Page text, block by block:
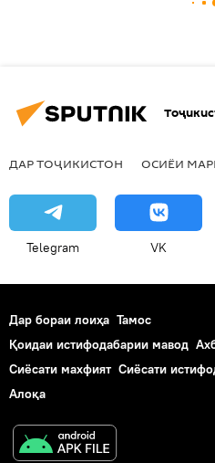
ДАР ТОҶИКИСТОН ОСИЁИ
Telegram VK
Дар бораи лоиҳа Тамос
Қоидаи истифодабарии мавод
Сиёсати махфият Сиёсати
Алоқа